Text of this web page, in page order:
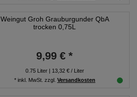
Weingut Groh Grauburgunder QbA
trocken 0,75L
9,99 € *
0.75Liter| 13,32 € / Liter
* inkl. MwSt. zzgl. Versandkosten